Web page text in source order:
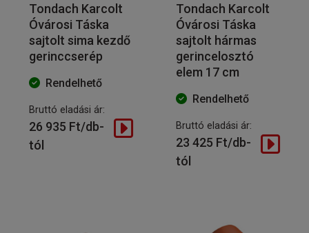
Tondach Karcolt
Óvárosi Táska
sajtolt sima kezdő
gerinccserép
Rendelhető
Bruttó eladási ár:
26 935 Ft/db-
tól
Tondach Karcolt
Óvárosi Táska
sajtolt hármas
gerincelosztó
elem 17 cm
Rendelhető
Bruttó eladási ár:
23 425 Ft/db-
tól